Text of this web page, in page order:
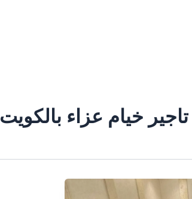
خيام عزاء بالكويت